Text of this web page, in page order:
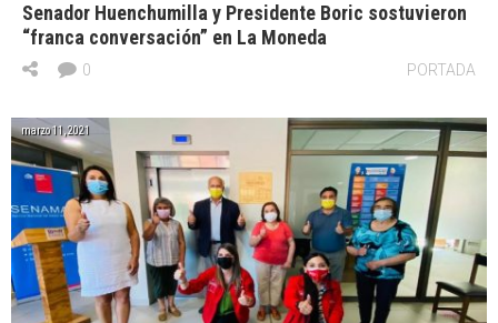
Senador Huenchumilla y Presidente Boric sostuvieron
“franca conversación” en La Moneda
PORTADA
0
marzo 11, 2021